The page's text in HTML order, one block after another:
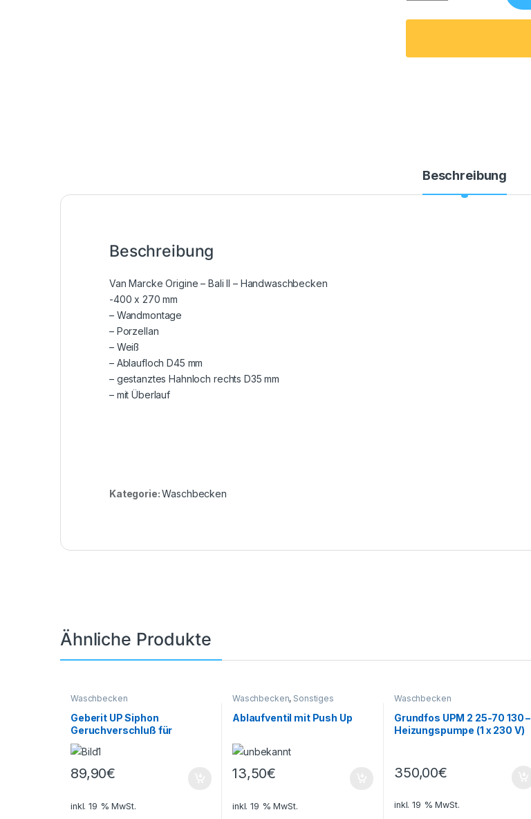
Beschreibung
Beschreibung
Van Marcke Origine – Bali II – Handwaschbecken
-400 x 270 mm
– Wandmontage
– Porzellan
– Weiß
– Ablaufloch D45 mm
– gestanztes Hahnloch rechts D35 mm
– mit Überlauf
Kategorie:Waschbecken
Ähnliche Produkte
Waschbecken
Geberit UP Siphon
Geruchverschluß für
Waschtisch, Edelstahl,
Unterputz, 151121001
89,90€
inkl. 19 % MwSt.
Waschbecken, Sonstiges
Ablaufventil mit Push Up
13,50€
inkl. 19 % MwSt.
Waschbecken
Grundfos UPM 2 25-70 130 –
Heizungspumpe (1 x 230 V)
350,00€
inkl. 19 % MwSt.